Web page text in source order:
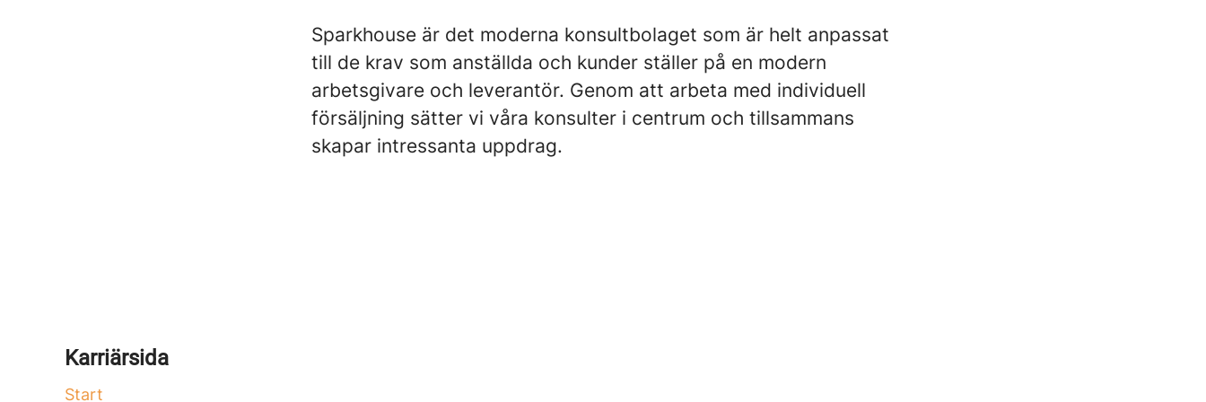
Sparkhouse är det moderna konsultbolaget som är helt anpassat
till de krav som anställda och kunder ställer på en modern
arbetsgivare och leverantör. Genom att arbeta med individuell
försäljning sätter vi våra konsulter i centrum och tillsammans
skapar intressanta uppdrag.
Karriärsida
Start